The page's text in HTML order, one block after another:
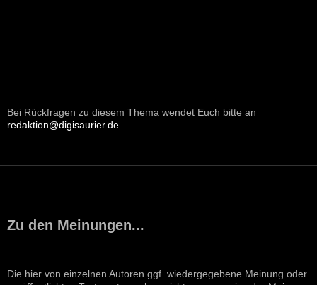
Bei Rückfragen zu diesem Thema wendet Euch bitte an
redaktion@digisaurier.de
Zu den Meinungen...
Die hier von einzelnen Autoren ggf. wiedergegebene Meinung oder